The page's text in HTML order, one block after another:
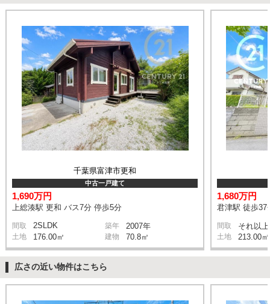
千葉県富津市更和
中古一戸建て
1,690万円
上総湊駅 更和 バス7分 停歩5分
間取 2SLDK 築年 2007年
土地 176.00㎡ 建物 70.8㎡
1,680万円
君津駅 徒歩37
間取 それ以上
土地 213.00㎡
広さの近い物件はこちら